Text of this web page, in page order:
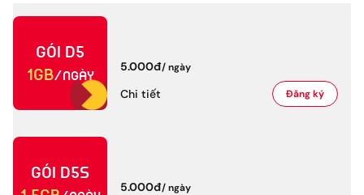
Gói D5
1GB/ngày
5.000đ/ngày
Chi tiết Đăng ký
Gói D5S
5.000đ/ngày